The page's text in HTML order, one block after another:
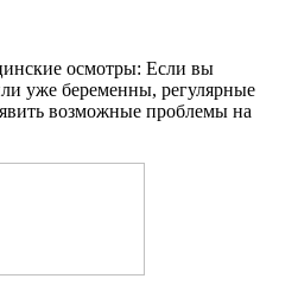
осмотры: Если вы
уже беременны, регулярные
возможные проблемы на